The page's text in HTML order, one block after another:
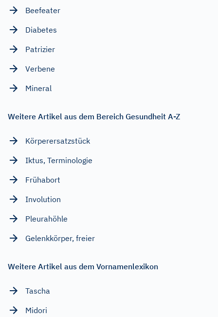
Beefeater
Diabetes
Patrizier
Verbene
Mineral
Weitere Artikel aus dem Bereich Gesundheit A-Z
Körperersatzstück
Iktus, Terminologie
Frühabort
Involution
Pleurahöhle
Gelenkkörper, freier
Weitere Artikel aus dem Vornamenlexikon
Tascha
Midori